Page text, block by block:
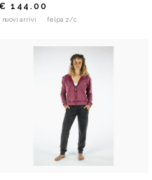
144.00
nuovi arrivi felpa z/c